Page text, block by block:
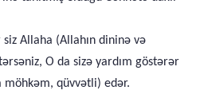
Allaha (Allahın dininə və
O da sizə yardım göstərər
möhkəm, qüvvətli) edər.